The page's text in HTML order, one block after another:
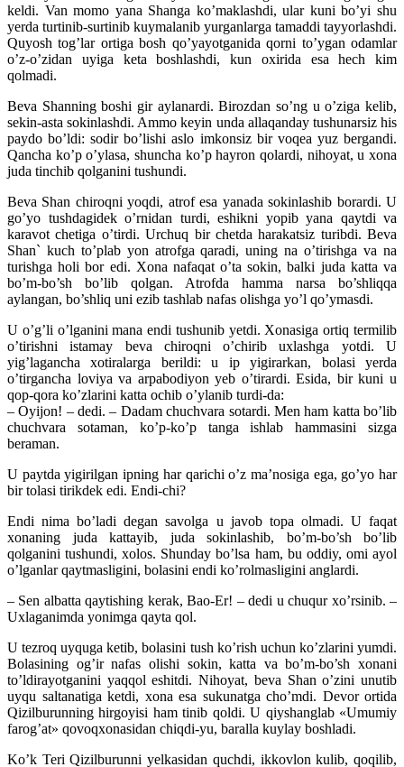
keldi. Van momo yana Shanga ko’maklashdi, ular kuni bo’yi shu
yerda turtinib-surtinib kuymalanib yurganlarga tamaddi tayyorlashdi.
Quyosh tog’lar ortiga bosh qo’yayotganida qorni to’ygan odamlar
o’z-o’zidan uyiga keta boshlashdi, kun oxirida esa hech kim
qolmadi.
Beva Shanning boshi gir aylanardi. Birozdan so’ng u o’ziga kelib,
sekin-asta sokinlashdi. Ammo keyin unda allaqanday tushunarsiz his
paydo bo’ldi: sodir bo’lishi aslo imkonsiz bir voqea yuz bergandi.
Qancha ko’p o’ylasa, shuncha ko’p hayron qolardi, nihoyat, u xona
juda tinchib qolganini tushundi.
Beva Shan chiroqni yoqdi, atrof esa yanada sokinlashib borardi. U
go’yo tushdagidek o’rnidan turdi, eshikni yopib yana qaytdi va
karavot chetiga o’tirdi. Urchuq bir chetda harakatsiz turibdi. Beva
Shan` kuch to’plab yon atrofga qaradi, uning na o’tirishga va na
turishga holi bor edi. Xona nafaqat o’ta sokin, balki juda katta va
bo’m-bo’sh bo’lib qolgan. Atrofda hamma narsa bo’shliqqa
aylangan, bo’shliq uni ezib tashlab nafas olishga yo’l qo’ymasdi.
U o’g’li o’lganini mana endi tushunib yetdi. Xonasiga ortiq termilib
o’tirishni istamay beva chiroqni o’chirib uxlashga yotdi. U
yig’lagancha xotiralarga berildi: u ip yigirarkan, bolasi yerda
o’tirgancha loviya va arpabodiyon yeb o’tirardi. Esida, bir kuni u
qop-qora ko’zlarini katta ochib o’ylanib turdi-da:
– Oyijon! – dedi. – Dadam chuchvara sotardi. Men ham katta bo’lib
chuchvara sotaman, ko’p-ko’p tanga ishlab hammasini sizga
beraman.
U paytda yigirilgan ipning har qarichi o’z ma’nosiga ega, go’yo har
bir tolasi tirikdek edi. Endi-chi?
Endi nima bo’ladi degan savolga u javob topa olmadi. U faqat
xonaning juda kattayib, juda sokinlashib, bo’m-bo’sh bo’lib
qolganini tushundi, xolos. Shunday bo’lsa ham, bu oddiy, omi ayol
o’lganlar qaytmasligini, bolasini endi ko’rolmasligini anglardi.
– Sen albatta qaytishing kerak, Bao-Er! – dedi u chuqur xo’rsinib. –
Uxlaganimda yonimga qayta qol.
U tezroq uyquga ketib, bolasini tush ko’rish uchun ko’zlarini yumdi.
Bolasining og’ir nafas olishi sokin, katta va bo’m-bo’sh xonani
to’ldirayotganini yaqqol eshitdi. Nihoyat, beva Shan o’zini unutib
uyqu saltanatiga ketdi, xona esa sukunatga cho’mdi. Devor ortida
Qizilburunning hirgoyisi ham tinib qoldi. U qiyshanglab «Umumiy
farog’at» qovoqxonasidan chiqdi-yu, baralla kuylay boshladi.
Ko’k Teri Qizilburunni yelkasidan quchdi, ikkovlon kulib, qoqilib,